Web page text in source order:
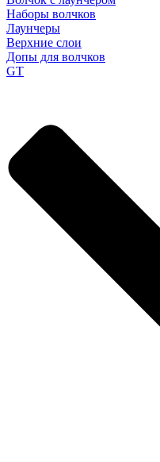
Наборы волчков
Лаунчеры
Верхние слои
Допы для волчков
GT